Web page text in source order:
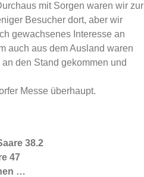
mit Sorgen waren wir zur
Besucher dort, aber wir
gewachsenes Interesse an
auch aus dem Ausland waren
den Stand gekommen und
Messe überhaupt.
38.2
47
…